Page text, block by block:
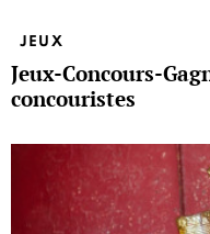
JEUX
Jeux-Concours-
concouristes